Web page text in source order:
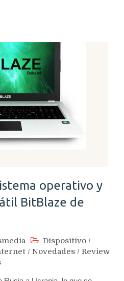
operativo y
BitBlaze de
Dispositivo /
/ Novedades / Review